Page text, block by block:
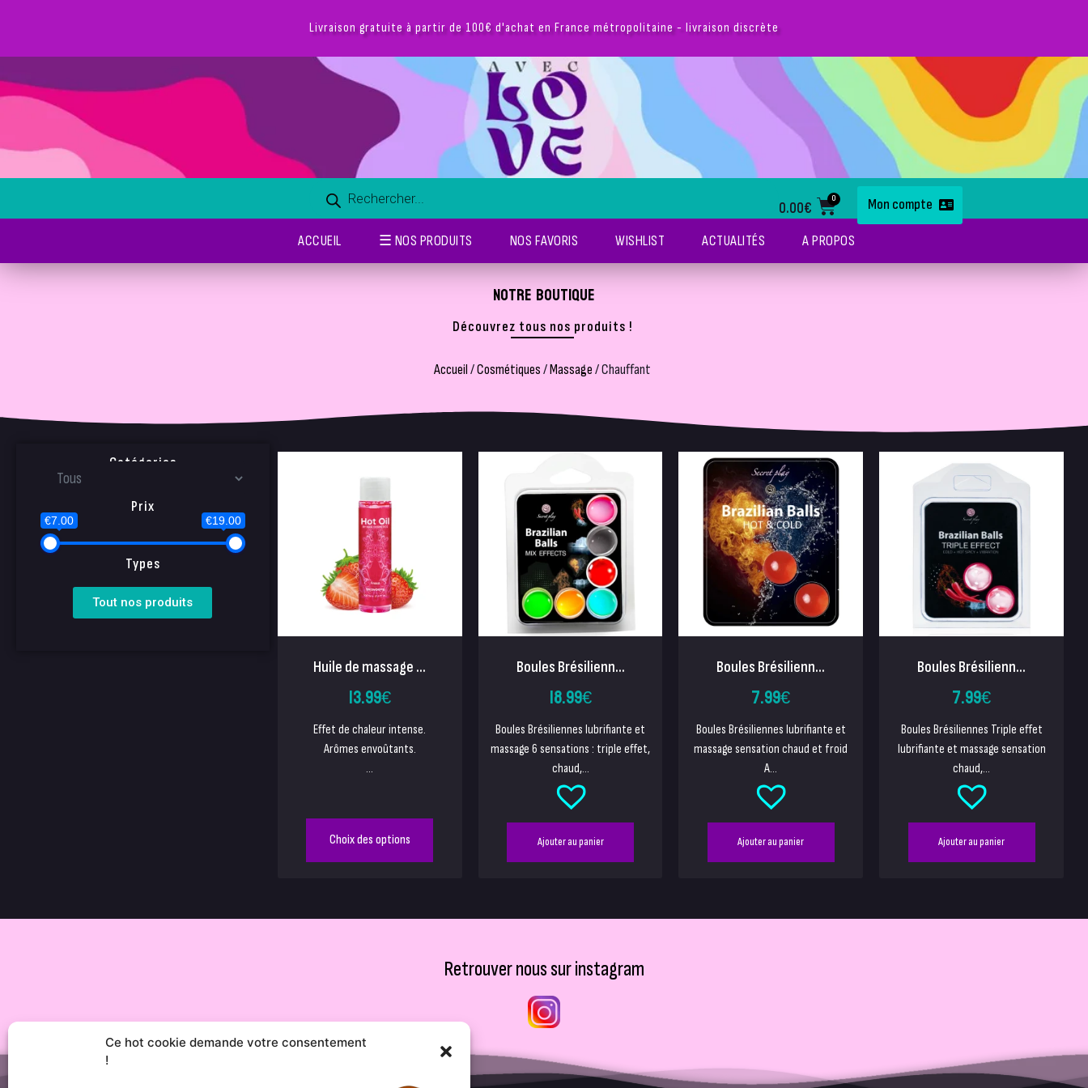
Ce hot cookie demande votre consentement
!
Livraison gratuite à partir de 100€ d'achat en France métropolitaine - livraison discrète
0.00€
0 Mon compte
ACCUEIL ☰ NOS PRODUITS NOS FAVORIS WISHLIST ACTUALITÉS A PROPOS
NOTRE BOUTIQUE
Découvrez tous nos produits !
Accueil/Cosmétiques/Massage/ Chauffant
Catégories
Prix
€7.00 €19.00
Types
Tout nos produits
Huile de massage ...
13.99€
Effet de chaleur intense.
Arômes envoûtants.
...
Choix des options
Boules Brésilienn...
18.99€
Boules Brésiliennes lubrifiante et
massage 6 sensations : triple effet,
chaud,...
Ajouter au panier
Boules Brésilienn...
7.99€
Boules Brésiliennes lubrifiante et
massage sensation chaud et froid
A...
Ajouter au panier
Boules Brésilienn...
7.99€
Boules Brésiliennes Triple effet
lubrifiante et massage sensation
chaud,...
Ajouter au panier
Retrouver nous sur instagram